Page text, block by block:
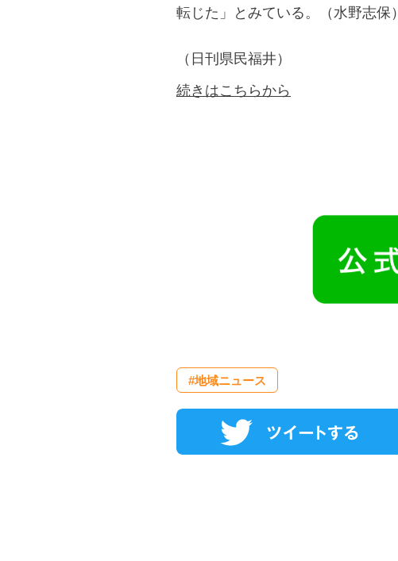
転じた」とみている。（水野志保）
（日刊県民福井）
続きはこちらから
#地域ニュース